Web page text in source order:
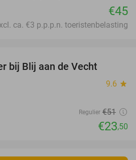
€45
ca. €3 p.p.p.n. toeristenbelasting
bij Blij aan de Vecht
9.6 star
Regulier €51
€23,50